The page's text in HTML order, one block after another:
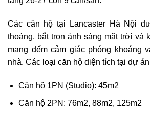
Các căn hộ tại Lancaster Hà Nội
thoáng, bắt trọn ánh sáng mặt trời và
mang đếm cảm giác phóng khoáng
nhà. Các loại căn hộ diện tích tại dự
Căn hộ 1PN (Studio): 45m2
Căn hộ 2PN: 76m2, 88m2, 125m2